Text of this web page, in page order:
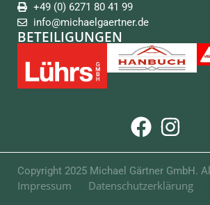
+49 (0) 6271 80 41 99
info@michaelgaertner.de
BETEILIGUNGEN
Copyright 2025 Michael Gärtner GmbH.
Impressum Datenschutzerklärung